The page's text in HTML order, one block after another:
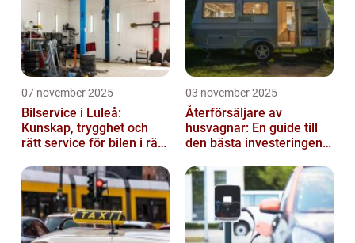
07 november 2025
Bilservice i Luleå:
Kunskap, trygghet och
rätt service för bilen i rätt
03 november 2025
Återförsäljare av
husvagnar: En guide till
den bästa investeringen